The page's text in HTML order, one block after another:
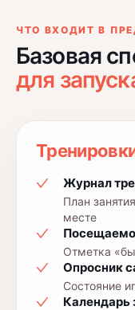
ЧТО ВХОДИТ В
Базовая
для
Журнал
План
месте
Отметка
Опросник
Состояние
Календарь